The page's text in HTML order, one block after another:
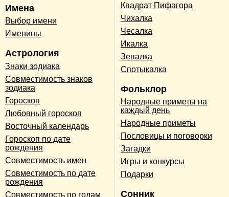
Имена
Выбор имени
Именины
Астрология
Знаки зодиака
Совместимость знаков
зодиака
Гороскоп
Любовный гороскоп
Восточный календарь
Гороскоп по дате
рождения
Совместимость имен
Совместимость по дате
рождения
Совместимость по годам
Квадрат Пифагора
Чихалка
Чесалка
Икалка
Зевалка
Спотыкалка
Фольклор
Народные приметы на
каждый день
Народные приметы
Пословицы и поговорки
Загадки
Игры и конкурсы
Подарки
Сонник